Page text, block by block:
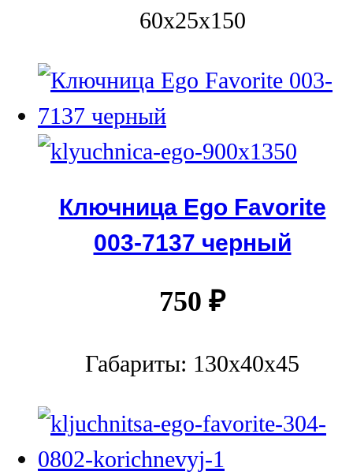
60x25x150
Ключница Ego Favorite
003-7137 черный
750 ₽
Габариты: 130х40х45